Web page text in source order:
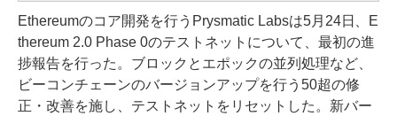
Ethereumのコア開発を行うPrysmatic Labsは5月24日、E
thereum 2.0 Phase 0のテストネットについて、最初の進
捗報告を行った。ブロックとエポックの並列処理など、
ビーコンチェーンのバージョンアップを行う50超の修
正・改善を施し、テストネットをリセットした。新バー